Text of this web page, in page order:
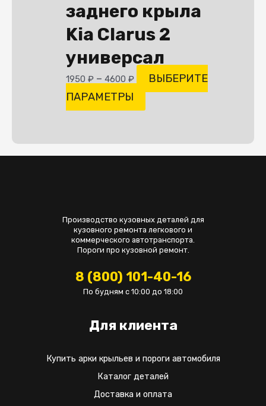
заднего крыла
Kia Clarus 2
универсал
1950₽ –4600₽
ВЫБЕРИТЕ
ПАРАМЕТРЫ
Производство кузовных деталей для
кузовного ремонта легкового и
коммерческого автотранспорта.
Пороги про кузовной ремонт.
8 (800) 101-40-16
По будням с 10:00 до 18:00
Для клиента
Купить арки крыльев и пороги автомобиля
Каталог деталей
Доставка и оплата